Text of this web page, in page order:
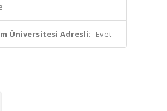
Üniversitesi Adresli: Evet